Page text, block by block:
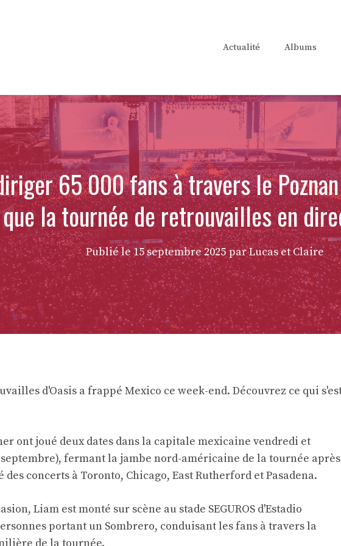
Actualité Albums
65 000 fans à travers le
la tournée de retrouvailles en
Publié le15 septembre 2025 par Lucas et Claire
d'Oasis a frappé Mexico ce week-end. Découvrez ce qui
ont joué deux dates dans la capitale mexicaine vendredi et
septembre), fermant la jambe nord-américaine de la tournée après
concerts à Toronto, Chicago, East Rutherford et Pasadena.
Liam est monté sur scène au stade SEGUROS d'Estadio
personnes portant un Sombrero, conduisant les fans à travers la